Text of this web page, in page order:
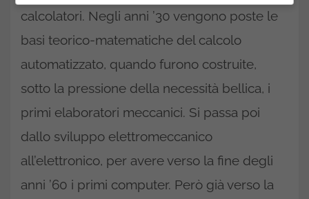
calcolatori. Negli anni ’30 vengono poste le
basi teorico-matematiche del calcolo
automatizzato, quando furono costruite,
sotto la pressione della necessità bellica, i
primi elaboratori meccanici. Si passa poi
dallo sviluppo elettromeccanico
all’elettronico, per avere verso la fine degli
anni ’60 i primi computer. Però già verso la